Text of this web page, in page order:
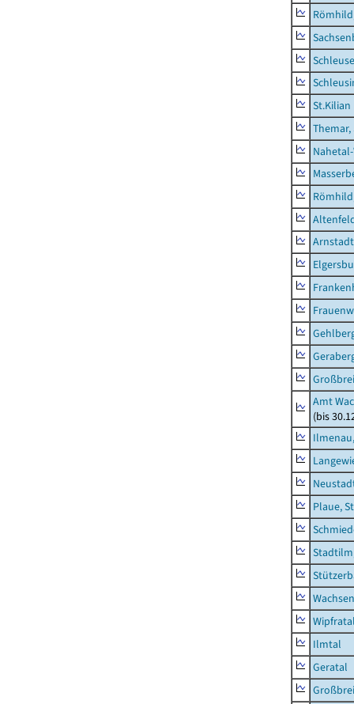
St.Kilian
Amt
(bis
Plaue,
Ilmtal
Geratal